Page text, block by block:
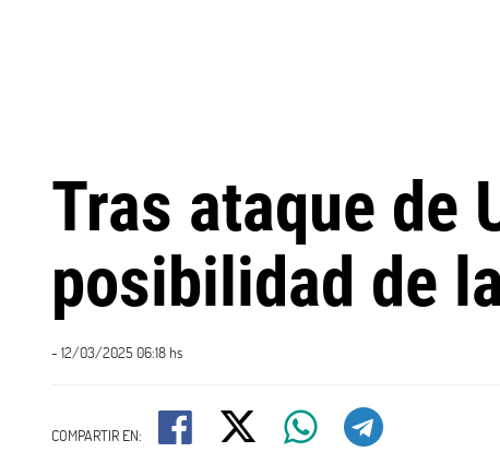
Tras ataque de
posibilidad de
- 12/03/2025 06:18 hs
COMPARTIR EN: